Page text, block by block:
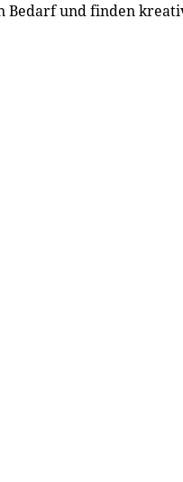
Bedarf und finden